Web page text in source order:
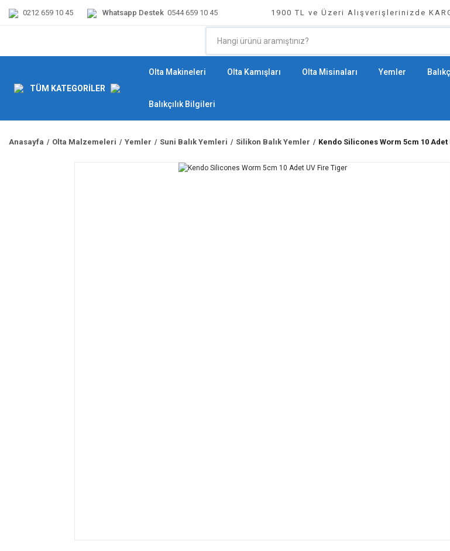
0212 659 10 45 Whatsapp Destek 0544 659 10 45 1900 TL ve Üzeri Alışverişlerinizde
TÜM KATEGORİLER
Olta Makineleri Olta Kamışları Olta Misinaları Yemler
Balıkçılık Bilgileri
Anasayfa Olta Malzemeleri Yemler Suni Balık Yemleri Silikon Balık Yemler Kendo Silicones Worm 5cm 10 Adet